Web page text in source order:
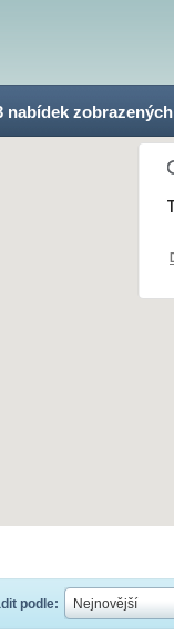
nabídek
podle: This
Nejnovější